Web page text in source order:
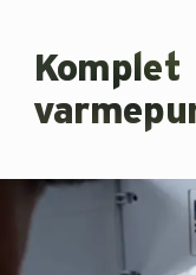
Komplet